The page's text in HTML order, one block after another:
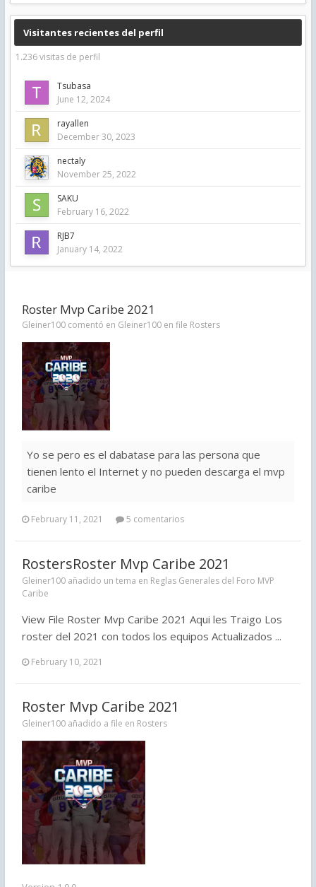
Visitantes recientes del perfil
1.236 visitas de perfil
Tsubasa
June 12, 2024
rayallen
December 30, 2023
nectaly
November 25, 2022
SAKU
February 16, 2022
RJB7
January 14, 2022
Roster Mvp Caribe 2021
Gleiner100 comentó en Gleiner100 en file Rosters
Yo se pero es el dabatase para las persona que
tienen lento el Internet y no pueden descarga el mvp
caribe
February 11, 2021 5 comentarios
RostersRoster Mvp Caribe 2021
Gleiner100 añadido un tema en Reglas Generales del Foro MVP
Caribe
View File Roster Mvp Caribe 2021 Aqui les Traigo Los
roster del 2021 con todos los equipos Actualizados ...
February 10, 2021
Roster Mvp Caribe 2021
Gleiner100 añadido a file en Rosters